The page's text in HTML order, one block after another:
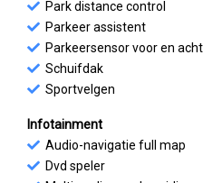
Park distance control
Parkeer assistent
Parkeersensor voor en
Schuifdak
Sportvelgen
Infotainment
Audio-navigatie full map
Dvd speler